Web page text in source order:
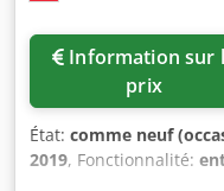
prix
État: comme neuf
2019, Fonctionnalité:
frigorifique Atlas Copco